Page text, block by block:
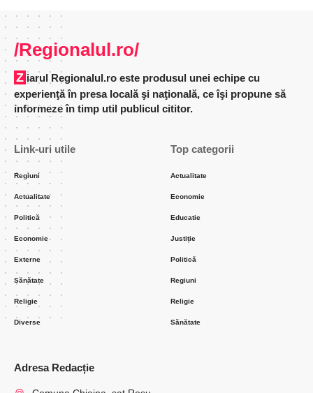
/Regionalul.ro/
Ziarul Regionalul.ro este produsul unei echipe cu
experienţă în presa locală şi naţională, ce îşi propune să
informeze în timp util publicul cititor.
Link-uri utile
Regiuni
Actualitate
Politică
Economie
Externe
Sănătate
Religie
Diverse
Top categorii
Actualitate
Economie
Educatie
Justiție
Politică
Regiuni
Religie
Sănătate
Adresa Redacție